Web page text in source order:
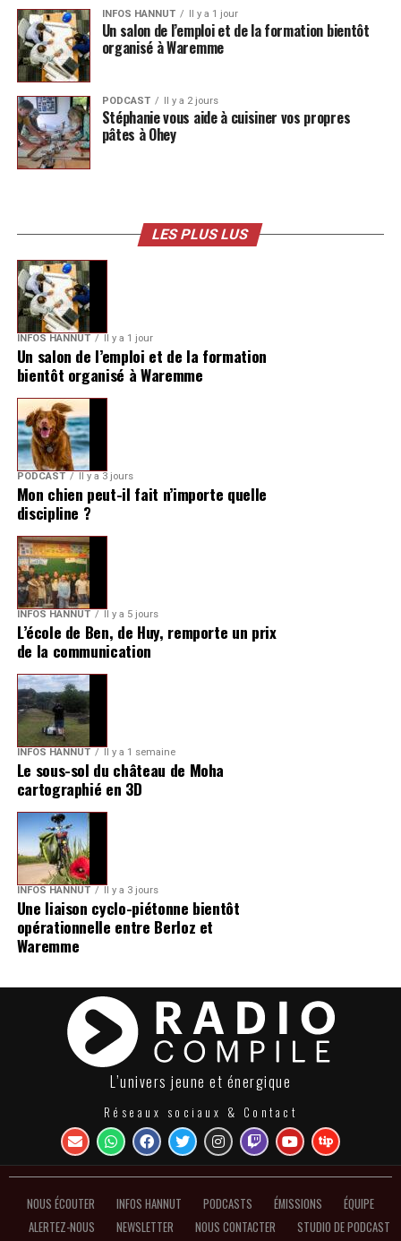
INFOS HANNUT Il y a 1 jour
Un salon de l’emploi et de la formation bientôt
organisé à Waremme
PODCAST Il y a 2 jours
Stéphanie vous aide à cuisiner vos propres
pâtes à Ohey
LES PLUS LUS
INFOS HANNUT Il y a 1 jour
Un salon de l’emploi et de la formation
bientôt organisé à Waremme
PODCAST Il y a 3 jours
Mon chien peut-il fait n’importe quelle
discipline ?
INFOS HANNUT Il y a 5 jours
L’école de Ben, de Huy, remporte un prix
de la communication
INFOS HANNUT Il y a 1 semaine
Le sous-sol du château de Moha
cartographié en 3D
INFOS HANNUT Il y a 3 jours
Une liaison cyclo-piétonne bientôt
opérationnelle entre Berloz et
Waremme
L’univers jeune et énergique
Réseaux sociaux & Contact
NOUS ÉCOUTER INFOS HANNUT PODCASTS ÉMISSIONS
ÉQUIPE
ALERTEZ-NOUS
NEWSLETTER NOUS CONTACTER STUDIO DE PODCAST